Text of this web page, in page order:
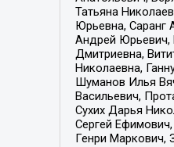
Татьяна
Юрьевна, Саранг
Андрей Юрьевич,
Дмитриевна,
Николаевна,
Шуманов Илья
Васильевич,
Сухих Дарья
Сергей
Генри Маркович,